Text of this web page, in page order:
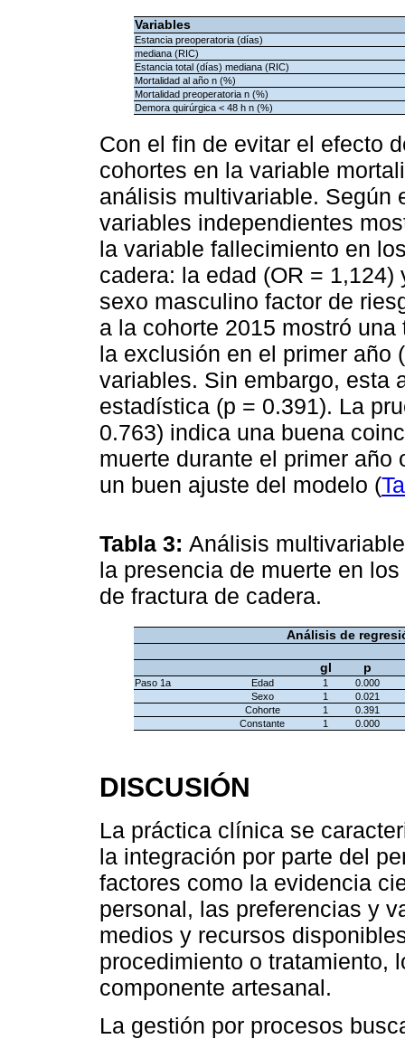
Variables
Estancia preoperatoria (días)
mediana (RIC)
Estancia total (días) mediana (RIC)
Mortalidad al año n (%)
Mortalidad preoperatoria n (%)
Demora quirúrgica < 48 h n (%)
Con el fin de evitar el efecto
cohortes en la variable
análisis multivariable. Según
variables independientes
la variable fallecimiento en
cadera: la edad (OR =
sexo masculino factor de
a la cohorte 2015 mostró
la exclusión en el primer año
variables. Sin embargo, esta
estadística (p = 0.391). La
0.763) indica una buena
muerte durante el primer
un buen ajuste del modelo (
Tabla 3: Análisis
la presencia de muerte en
de fractura de cadera.
Análisis de
gl p
Paso 1a Edad 1
0.000
Sexo
1
0.021
Cohorte
1
0.391
Constante
1 0.000
DISCUSIÓN
La práctica clínica se
la integración por parte del
factores como la evidencia
personal, las preferencias y
medios y recursos
procedimiento o tratamiento,
componente artesanal.
La gestión por procesos